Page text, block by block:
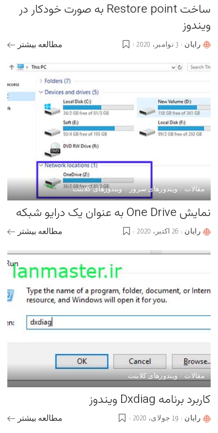
ساخت Restore point به صورت خودکار در
ویندوز
Postedرایان 3 نوامبر، 2020 مطالعه بیشتر
مقالات ویندوزهای سرور ویندوزهای کلاینت
نمایش One Drive به عنوان یک درایو شبکه
Postedرایان 26 اکتبر، 2020 مطالعه بیشتر
مقالات ویندوزهای کلاینت
کاربرد برنامه Dxdiag ویندوز
Postedرایان 19 جولای، 2020 مطالعه بیشتر